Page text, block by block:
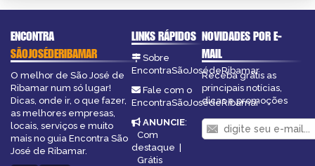
ENCONTRA
SÃOJOSÉDERIBAMAR
O melhor de São José de
Ribamar num só lugar!
Dicas, onde ir, o que fazer,
as melhores empresas,
locais, serviços e muito
mais no guia Encontra São
José de Ribamar.
LINKS RÁPIDOS
Sobre
EncontraSãoJosédeRibamar
Fale com o
EncontraSãoJosédeRibamar
ANUNCIE:
Com
destaque |
Grátis
NOVIDADES POR E-
MAIL
Receba grátis as
principais notícias,
dicas e promoções